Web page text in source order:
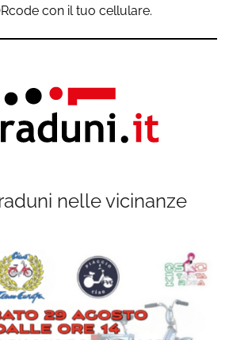
con il tuo cellulare.
nelle vicinanze